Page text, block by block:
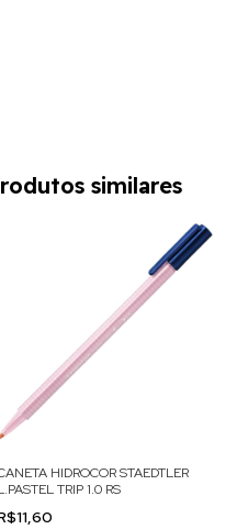
similares
HIDROCOR STAEDTLER
TRIP 1.0 RS